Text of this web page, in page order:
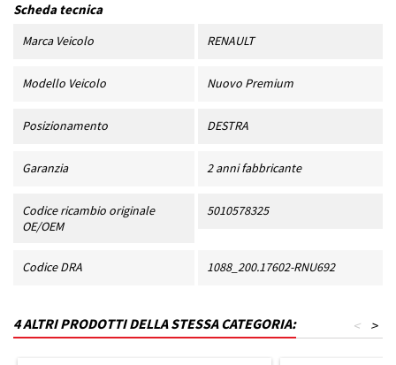
Scheda tecnica
Marca Veicolo RENAULT
Modello Veicolo Nuovo Premium
Posizionamento DESTRA
Garanzia 2 anni fabbricante
Codice ricambio originale
OE/OEM
5010578325
Codice DRA 1088_200.17602-RNU692
4 ALTRI PRODOTTI DELLA STESSA CATEGORIA: >
<